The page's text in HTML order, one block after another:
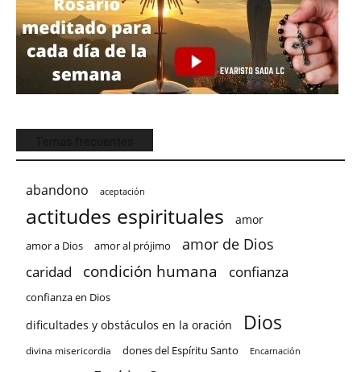
abandono aceptación
actitudes espirituales amor
amor a Dios amor al prójimo amor de Dios
caridad condición humana confianza
confianza en Dios
dificultades y obstáculos en la oración Dios
divina misericordia dones del Espíritu Santo Encarnación